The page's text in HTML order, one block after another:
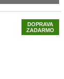
DOPRAVA
ZADARMO